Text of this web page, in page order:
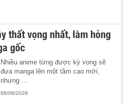
thất vọng nhất, làm hỏng
gốc
Nhiều anime từng được kỳ vọng sẽ
đưa manga lên một tầm cao mới,
nhưng ...
08/08/2026